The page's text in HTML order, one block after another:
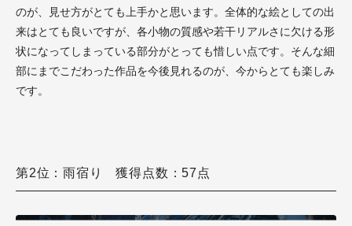
のが、見せ方がとても上手かと思います。全体的な絵としての出
来はとても良いですが、各小物の質感や若干リアルさに欠ける形
状になってしまっている部分がとっても惜しい点です。そんな細
部にまでこだわった作品を今後見れるのが、今からとても楽しみ
です。
第2位：雨宿り 獲得点数：57点